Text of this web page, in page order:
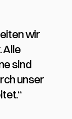
wir
Alle
sind
unser